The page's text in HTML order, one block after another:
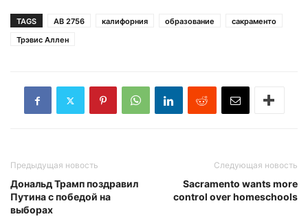
TAGS AB 2756 калифорния образование
сакраменто
Трэвис Аллен
Предыдущая новость
Дональд Трамп поздравил
Путина с победой на
выборах
Следующая новость
Sacramento wants more
control over homeschools